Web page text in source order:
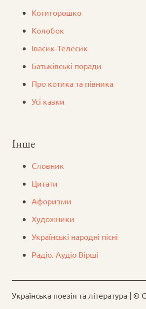
Котигорошко
Колобок
Iвасик-Телесик
Батьківські поради
Про котика та півника
Усі казки
Інше
Словник
Цитати
Афоризми
Художники
Українські народні пісні
Радіо. Аудіо Вірші
Українська поезія та література |